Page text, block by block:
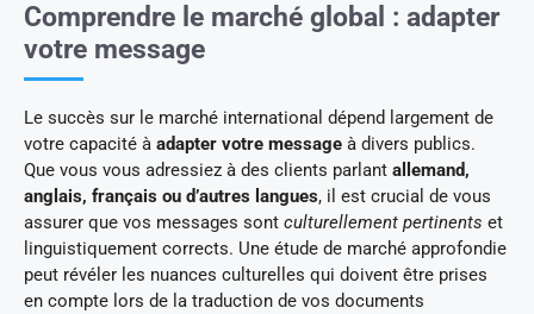
Comprendre le marché global : adapter
votre message
Le succès sur le marché international dépend largement de
votre capacité à adapter votre message à divers publics.
Que vous vous adressiez à des clients parlant allemand,
anglais, français ou d’autres langues, il est crucial de vous
assurer que vos messages sont culturellement pertinents et
linguistiquement corrects. Une étude de marché approfondie
peut révéler les nuances culturelles qui doivent être prises
en compte lors de la traduction de vos documents